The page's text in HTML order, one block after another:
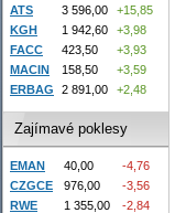
ATS 3 596,00
+15,85
KGH
1 942,60
+3,98
FACC
423,50
+3,93
MACIN
158,50
+3,59
ERBAG
2 891,00 +2,48
Zajímavé poklesy
EMAN 40,00
-4,76
CZGCE
976,00
-3,56
RWE
1 355,00
-2,84